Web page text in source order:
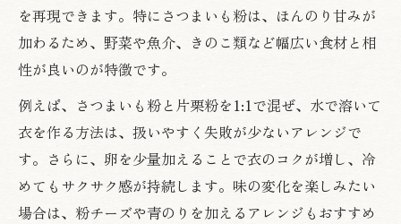
を再現できます。特にさつまいも粉は、ほんのり甘みが
加わるため、野菜や魚介、きのこ類など幅広い食材と相
性が良いのが特徴です。
例えば、さつまいも粉と片栗粉を1:1で混ぜ、水で溶いて
衣を作る方法は、扱いやすく失敗が少ないアレンジで
す。さらに、卵を少量加えることで衣のコクが増し、冷
めてもサクサク感が持続します。味の変化を楽しみたい
場合は、粉チーズや青のりを加えるアレンジもおすすめ